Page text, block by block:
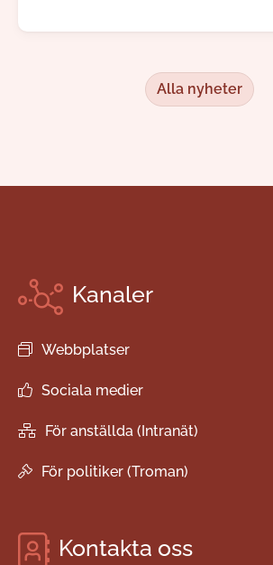
redan i augusti kommer kunden
Alla nyheter
Kanaler
Webbplatser
Sociala medier
För anställda (Intranät)
För politiker (Troman)
Kontakta oss